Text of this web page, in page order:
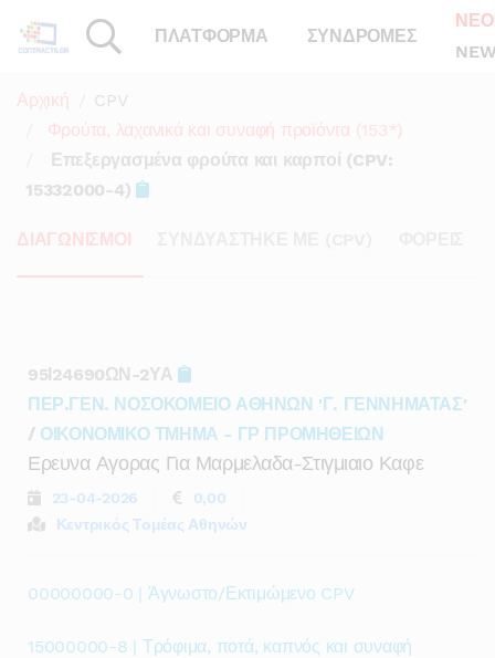
ΠΛΑΤΦΟΡΜΑ ΣΥΝΔΡΟΜΕΣ
Αρχική
CPV
Φρούτα, λαχανικά και συναφή προϊόντα (153*)
Επεξεργασμένα φρούτα και καρποί (CPV:
15332000-4)
ΔΙΑΓΩΝΙΣΜΟΙ
95Ι24690ΩΝ-2ΥΑ
ΠΕΡ.ΓΕΝ. ΝΟΣΟΚΟΜΕΙΟ ΑΘΗΝΩΝ 'Γ. ΓΕΝΝΗΜΑΤΑΣ'
/ ΟΙΚΟΝΟΜΙΚΟ ΤΜΗΜΑ - ΓΡ ΠΡΟΜΗΘΕΙΩΝ
Ερευνα Αγορας Για Μαρμελαδα-Στιγμιαιο Καφε
23-04-2026
0,00
Κεντρικός Τομέας Αθηνών
00000000-0 | Άγνωστο/Εκτιμώμενο CPV
15000000-8 | Τρόφιμα, ποτά, καπνός και συναφή